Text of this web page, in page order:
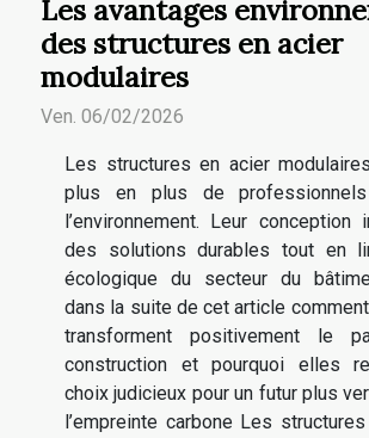
Les avantages
des structures en acier
modulaires
Ven. 06/02/2026
Les structures en acier
plus en plus de
l’environnement. Leur conception
des solutions durables tout en
écologique du secteur du
dans la suite de cet article
transforment positivement le
construction et pourquoi elles
choix judicieux pour un futur plus
l’empreinte carbone Les